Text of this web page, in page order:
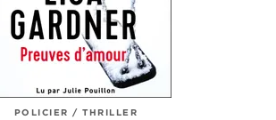
POLICIER / THRILLER